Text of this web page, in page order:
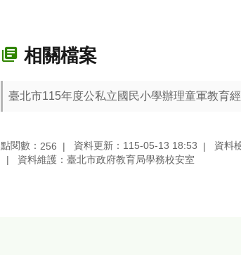
相關檔案
臺北市115年度公私立國民小學辦理童軍教育
點閱數： 256 資料更新：115-05-13 18:53
資料
資料維護：臺北市政府教育局學務校安室